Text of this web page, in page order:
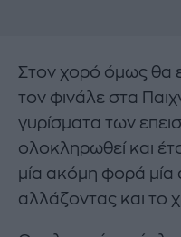
Στον χορό όμως θα
τον φινάλε στα
γυρίσματα των
ολοκληρωθεί και
μία ακόμη φορά
αλλάζοντας και το